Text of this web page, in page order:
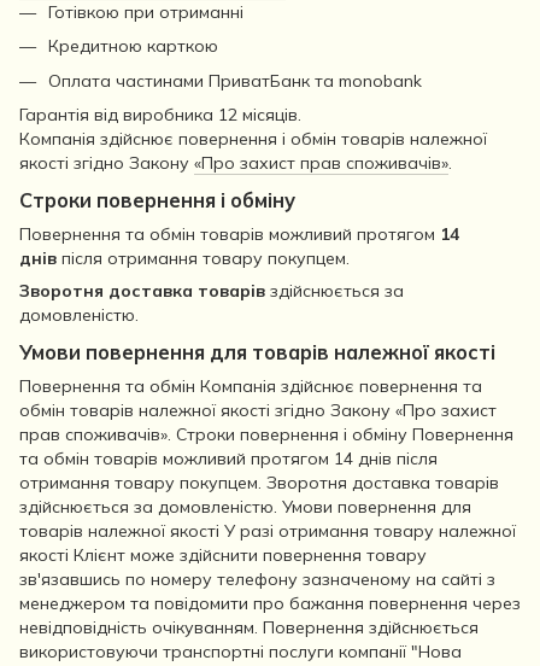
Готівкою при отриманні
Кредитною карткою
Оплата частинами ПриватБанк та monobank
Гарантія від виробника 12 місяців.
Компанія здійснює повернення і обмін товарів належної
якості згідно Закону «Про захист прав споживачів».
Строки повернення і обміну
Повернення та обмін товарів можливий протягом 14
днів після отримання товару покупцем.
Зворотня доставка товарів здійснюється за
домовленістю.
Умови повернення для товарів належної якості
Повернення та обмін Компанія здійснює повернення та
обмін товарів належної якості згідно Закону «Про захист
прав споживачів». Строки повернення і обміну Повернення
та обмін товарів можливий протягом 14 днів після
отримання товару покупцем. Зворотня доставка товарів
здійснюється за домовленістю. Умови повернення для
товарів належної якості У разі отримання товару належної
якості Клієнт може здійснити повернення товару
зв'язавшись по номеру телефону зазначеному на сайті з
менеджером та повідомити про бажання повернення через
невідповідність очікуванням. Повернення здійснюється
використовуючи транспортні послуги компанії "Нова